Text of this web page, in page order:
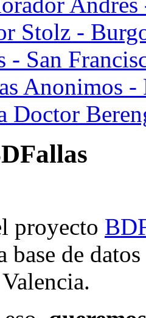
Stolz -
- San
Anonimos
Doctor
proyecto
base de